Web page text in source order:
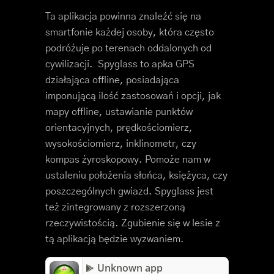
Ta aplikacja powinna znaleźć się na
smartfonie każdej osoby, która często
podróżuje po terenach oddalonych od
cywilizacji. Spyglass to apka GPS
działająca offline, posiadająca
imponującą ilość zastosowań i opcji, jak
mapy offline, ustawianie punktów
orientacyjnych, prędkościomierz,
wysokościomierz, inklinometr, czy
kompas żyroskopowy. Pomoże nam w
ustaleniu położenia słońca, księżyca, czy
poszczególnych gwiazd. Spyglass jest
też zintegrowany z rozszerzoną
rzeczywistością. Zgubienie się w lesie z
tą aplikacją będzie wyzwaniem.
Unknown app